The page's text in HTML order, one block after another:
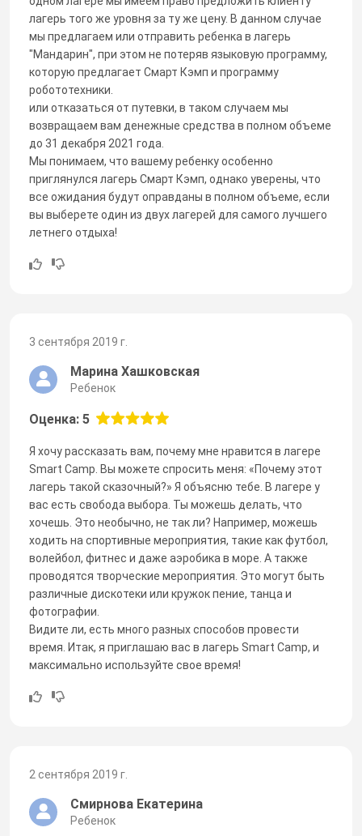
лагерь того же уровня за ту же цену. В данном случае
мы предлагаем или отправить ребенка в лагерь
"Мандарин", при этом не потеряв языковую программу,
которую предлагает Смарт Кэмп и программу
робототехники.
или отказаться от путевки, в таком случаем мы
возвращаем вам денежные средства в полном объеме
до 31 декабря 2021 года.
Мы понимаем, что вашему ребенку особенно
приглянулся лагерь Смарт Кэмп, однако уверены, что
все ожидания будут оправданы в полном объеме, если
вы выберете один из двух лагерей для самого лучшего
летнего отдыха!
3 сентября 2019 г.
Марина Хашковская
Ребенок
Оценка: 5
Я хочу рассказать вам, почему мне нравится в лагере
Smart Camp. Вы можете спросить меня: «Почему этот
лагерь такой сказочный?» Я объясню тебе. В лагере у
вас есть свобода выбора. Ты можешь делать, что
хочешь. Это необычно, не так ли? Например, можешь
ходить на спортивные мероприятия, такие как футбол,
волейбол, фитнес и даже аэробика в море. А также
проводятся творческие мероприятия. Это могут быть
различные дискотеки или кружок пение, танца и
фотографии.
Видите ли, есть много разных способов провести
время. Итак, я приглашаю вас в лагерь Smart Camp, и
максимально используйте свое время!
2 сентября 2019 г.
Смирнова Екатерина
Ребенок